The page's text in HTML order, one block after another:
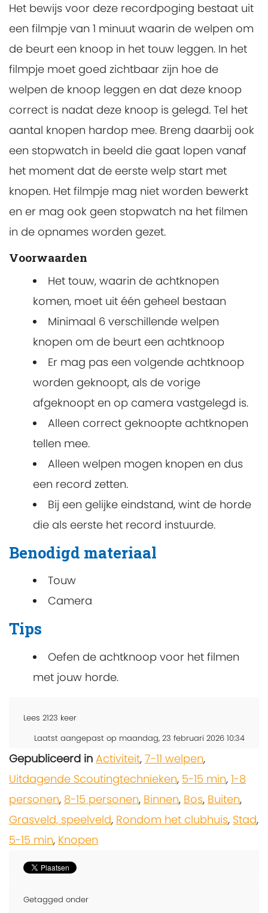
Het bewijs voor deze recordpoging bestaat uit
een filmpje van 1 minuut waarin de welpen om
de beurt een knoop in het touw leggen. In het
filmpje moet goed zichtbaar zijn hoe de
welpen de knoop leggen en dat deze knoop
correct is nadat deze knoop is gelegd. Tel het
aantal knopen hardop mee. Breng daarbij ook
een stopwatch in beeld die gaat lopen vanaf
het moment dat de eerste welp start met
knopen. Het filmpje mag niet worden bewerkt
en er mag ook geen stopwatch na het filmen
in de opnames worden gezet.
Voorwaarden
Het touw, waarin de achtknopen
komen, moet uit één geheel bestaan
Minimaal 6 verschillende welpen
knopen om de beurt een achtknoop
Er mag pas een volgende achtknoop
worden geknoopt, als de vorige
afgeknoopt en op camera vastgelegd is.
Alleen correct geknoopte achtknopen
tellen mee.
Alleen welpen mogen knopen en dus
een record zetten.
Bij een gelijke eindstand, wint de horde
die als eerste het record instuurde.
Benodigd materiaal
Touw
Camera
Tips
Oefen de achtknoop voor het filmen
met jouw horde.
Lees 2123 keer
Laatst aangepast op maandag, 23 februari 2026 10:34
Gepubliceerd in Activiteit, 7-11 welpen,
Uitdagende Scoutingtechnieken, 5-15 min, 1-8
personen, 8-15 personen, Binnen, Bos, Buiten,
Grasveld, speelveld, Rondom het clubhuis, Stad,
5-15 min, Knopen
Getagged onder